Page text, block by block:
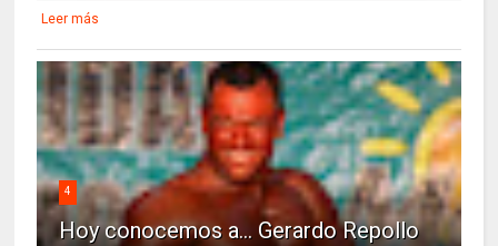
Leer más
4
Hoy conocemos a... Gerardo Repollo